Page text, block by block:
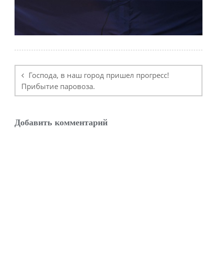
по
записям
Господа, в наш город пришел прогресс!
Прибытие паровоза.
Добавить комментарий